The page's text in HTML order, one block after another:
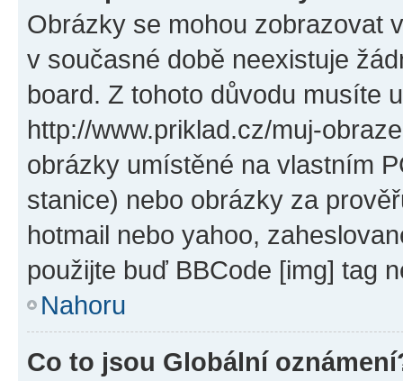
Obrázky se mohou zobrazovat
v současné době neexistuje
board. Z tohoto důvodu musíte
http://www.priklad.cz/muj-
obrázky umístěné na vlastním
stanice) nebo obrázky za
hotmail nebo yahoo,
použijte buď BBCode [img] tag
Nahoru
Co to jsou Globální